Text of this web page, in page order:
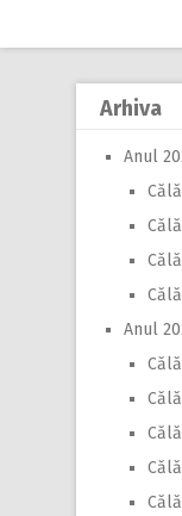
Arhiva
Anul
Anul